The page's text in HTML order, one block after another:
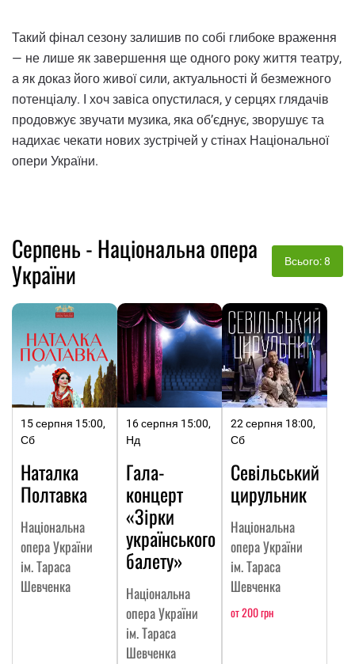
Такий фінал сезону залишив по собі глибоке враження
— не лише як завершення ще одного року життя театру,
а як доказ його живої сили, актуальності й безмежного
потенціалу. І хоч завіса опустилася, у серцях глядачів
продовжує звучати музика, яка об’єднує, зворушує та
надихає чекати нових зустрічей у стінах Національної
опери України.
Серпень - Національна опера
України
Всього: 8
15 серпня 15:00,
Сб
Наталка
Полтавка
Національна
опера України
ім. Тараса
Шевченка
16 серпня 15:00,
Нд
Гала-
концерт
«Зірки
українського
балету»
Національна
опера України
ім. Тараса
Шевченка
22 серпня 18:00,
Сб
Севільський
цирульник
Національна
опера України
ім. Тараса
Шевченка
от 200 грн